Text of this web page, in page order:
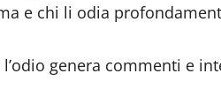
e chi li odia
genera commenti e